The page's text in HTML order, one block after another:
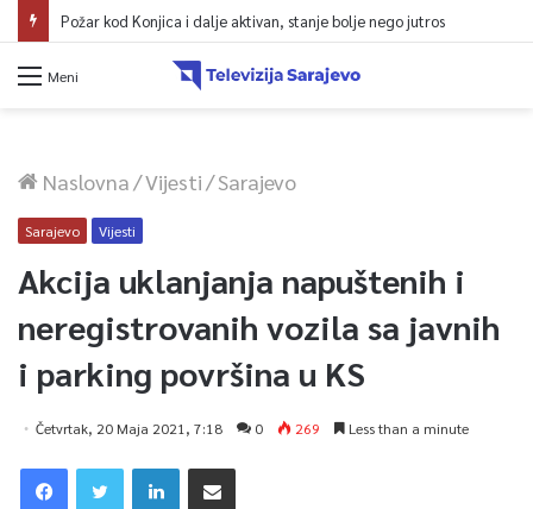
Požar kod Konjica i dalje aktivan, stanje bolje nego jutros
Meni
Naslovna/Vijesti/Sarajevo
Sarajevo Vijesti
Akcija uklanjanja napuštenih i
neregistrovanih vozila sa javnih
i parking površina u KS
Četvrtak, 20 Maja 2021, 7:18 0 269 Less than a minute